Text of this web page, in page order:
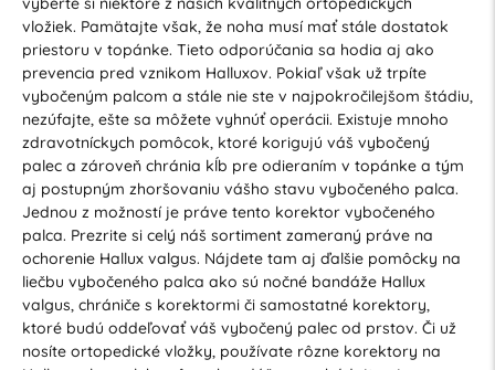
vložiek. Pamätajte však, že noha musí mať stále dostatok
priestoru v topánke. Tieto odporúčania sa hodia aj ako
prevencia pred vznikom Halluxov. Pokiaľ však už trpíte
vybočeným palcom a stále nie ste v najpokročilejšom štádiu,
nezúfajte, ešte sa môžete vyhnúť operácii. Existuje mnoho
zdravotníckych pomôcok, ktoré korigujú váš vybočený
palec a zároveň chránia kĺb pre odieraním v topánke a tým
aj postupným zhoršovaniu vášho stavu vybočeného palca.
Jednou z možností je práve tento korektor vybočeného
palca. Prezrite si celý náš sortiment zameraný práve na
ochorenie Hallux valgus. Nájdete tam aj ďalšie pomôcky na
liečbu vybočeného palca ako sú nočné bandáže Hallux
valgus, chrániče s korektormi či samostatné korektory,
ktoré budú oddeľovať váš vybočený palec od prstov. Či už
nosíte ortopedické vložky, používate rôzne korektory na